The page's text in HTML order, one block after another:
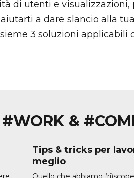
di utenti e visualizzazioni,
a dare slancio alla
3 soluzioni applicabili
&
Tips & tricks per
meglio